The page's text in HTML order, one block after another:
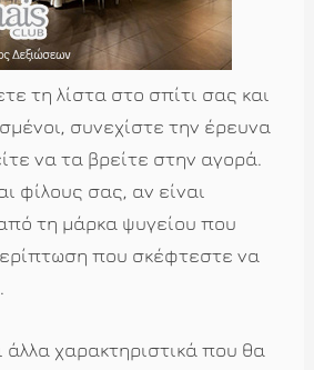
τη λίστα στο σπίτι σας και
συνεχίστε την έρευνα
να τα βρείτε στην αγορά.
φίλους σας, αν είναι
τη μάρκα ψυγείου που
που σκέφτεστε να
χαρακτηριστικά που θα